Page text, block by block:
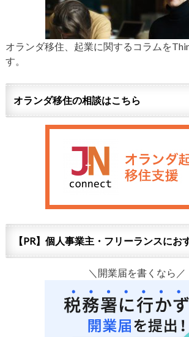
オランダ移住、起業に関するコラムを
す。
オランダ移住の相談はこちら
【PR】個人事業主・フリーランスにお
＼開業届を書くなら／